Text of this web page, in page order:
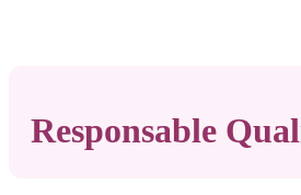
Responsable